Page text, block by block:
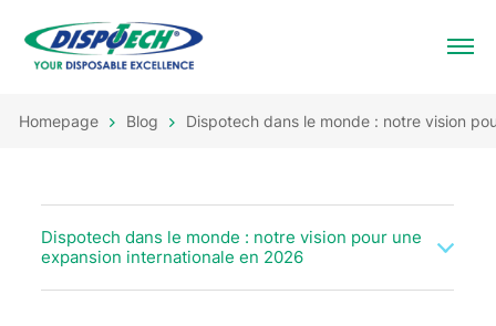
Homepage Blog Dispotech dans le monde : notre vision
Dispotech dans le monde : notre vision pour une
expansion internationale en 2026